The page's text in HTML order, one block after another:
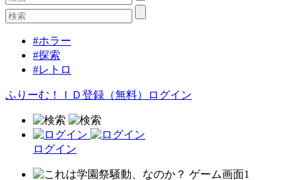
#ホラー
#探索
#レトロ
ふりーむ！ＩＤ登録（無料） ログイン
ログイン